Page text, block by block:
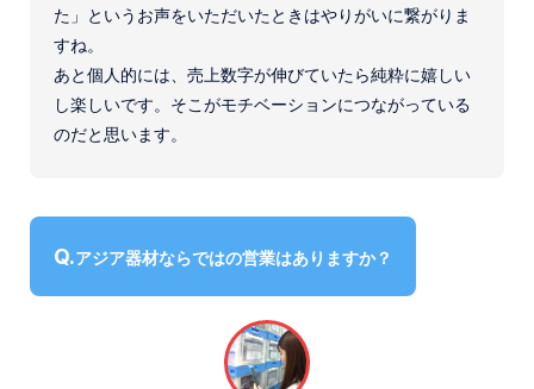
た」というお声をいただいたときはやりがいに繋がりま
すね。
あと個人的には、売上数字が伸びていたら純粋に嬉しい
し楽しいです。そこがモチベーションにつながっている
のだと思います。
アジア器材ならではの営業はありますか？